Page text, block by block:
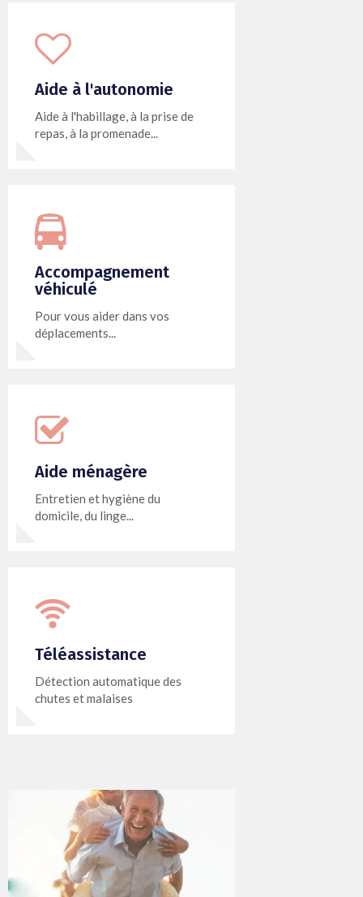
Aide à l'autonomie
Aide à l'habillage, à la prise de
repas, à la promenade...
Accompagnement
véhiculé
Pour vous aider dans vos
déplacements...
Aide ménagère
Entretien et hygiène du
domicile, du linge...
Téléassistance
Détection automatique des
chutes et malaises